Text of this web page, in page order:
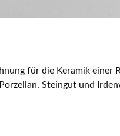
für die Keramik einer
Steingut und